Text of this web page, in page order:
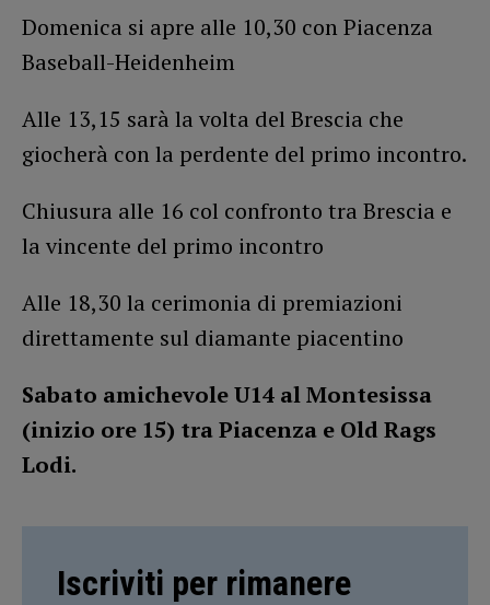
Domenica si apre alle 10,30 con Piacenza
Baseball-Heidenheim
Alle 13,15 sarà la volta del Brescia che
giocherà con la perdente del primo incontro.
Chiusura alle 16 col confronto tra Brescia e
la vincente del primo incontro
Alle 18,30 la cerimonia di premiazioni
direttamente sul diamante piacentino
Sabato amichevole U14 al Montesissa
(inizio ore 15) tra Piacenza e Old Rags
Lodi.
Iscriviti per rimanere